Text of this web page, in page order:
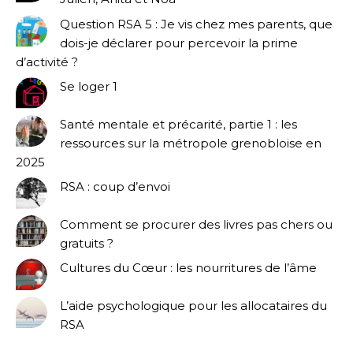
Question RSA 5 : Je vis chez mes parents, que
dois-je déclarer pour percevoir la prime
d’activité ?
Se loger 1
Santé mentale et précarité, partie 1 : les
ressources sur la métropole grenobloise en
2025
RSA : coup d’envoi
Comment se procurer des livres pas chers ou
gratuits ?
Cultures du Cœur : les nourritures de l’âme
L’aide psychologique pour les allocataires du
RSA